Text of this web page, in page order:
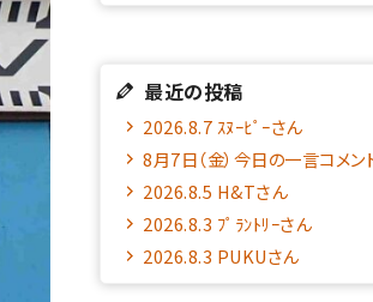
最近の投稿
2026.8.7 ｽﾇｰﾋﾟｰさん
8月7日（金）今日の一言コメン
2026.8.5 H&Tさん
2026.8.3 ﾌﾟﾗﾝﾄﾘｰさん
2026.8.3 PUKUさん